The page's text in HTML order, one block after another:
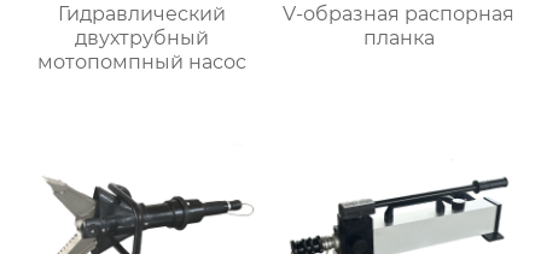
Гидравлический
двухтрубный
мотопомпный насос
V-образная распорная
планка